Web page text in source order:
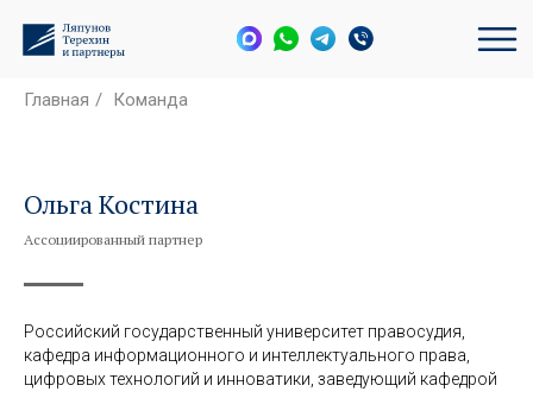
Главная / Команда
Ольга Костина
Ассоциированный партнер
Российский государственный университет правосудия,
кафедра информационного и интеллектуального права,
цифровых технологий и инноватики, заведующий кафедрой